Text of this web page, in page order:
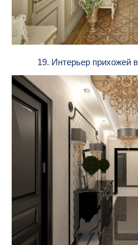
19. Интерьер прихожей